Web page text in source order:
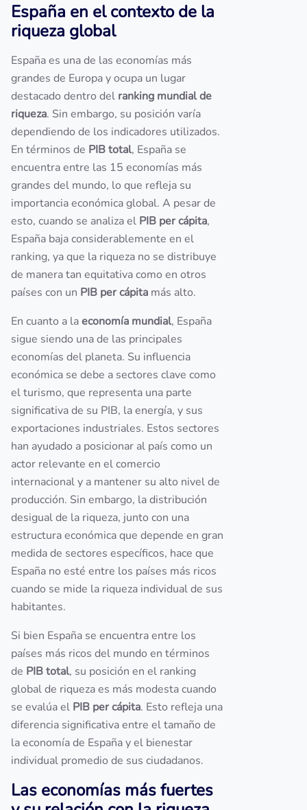
España en el contexto de la
riqueza global
España es una de las economías más
grandes de Europa y ocupa un lugar
destacado dentro del ranking mundial de
riqueza. Sin embargo, su posición varía
dependiendo de los indicadores utilizados.
En términos de PIB total, España se
encuentra entre las 15 economías más
grandes del mundo, lo que refleja su
importancia económica global. A pesar de
esto, cuando se analiza el PIB per cápita,
España baja considerablemente en el
ranking, ya que la riqueza no se distribuye
de manera tan equitativa como en otros
países con un PIB per cápita más alto.
En cuanto a laeconomía mundial, España
sigue siendo una de las principales
economías del planeta. Su influencia
económica se debe a sectores clave como
el turismo, que representa una parte
significativa de su PIB, la energía, y sus
exportaciones industriales. Estos sectores
han ayudado a posicionar al país como un
actor relevante en el comercio
internacional y a mantener su alto nivel de
producción. Sin embargo, la distribución
desigual de la riqueza, junto con una
estructura económica que depende en gran
medida de sectores específicos, hace que
España no esté entre los países más ricos
cuando se mide la riqueza individual de sus
habitantes.
Si bien España se encuentra entre los
países más ricos del mundo en términos
de PIB total, su posición en el ranking
global de riqueza es más modesta cuando
se evalúa el PIB per cápita. Esto refleja una
diferencia significativa entre el tamaño de
la economía de España y el bienestar
individual promedio de sus ciudadanos.
Las economías más fuertes